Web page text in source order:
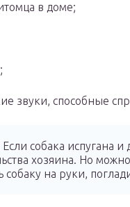
в доме;
звуки, способные
Если собака испугана и
хозяина. Но
собаку на руки,